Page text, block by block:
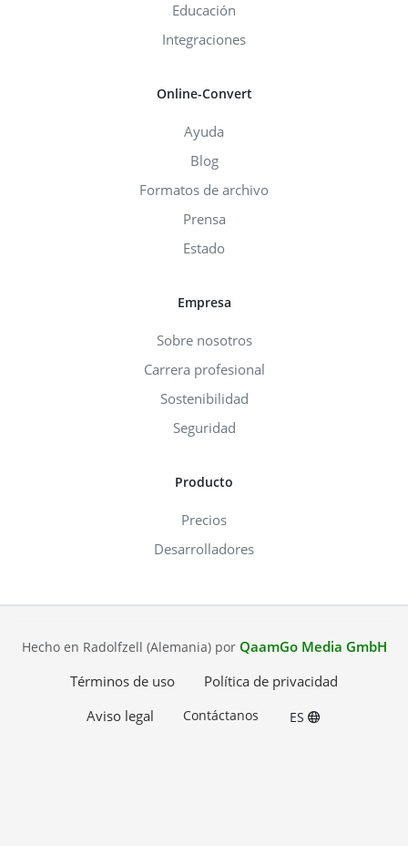
Educación
Integraciones
Online-Convert
Ayuda
Blog
Formatos de archivo
Prensa
Estado
Empresa
Sobre nosotros
Carrera profesional
Sostenibilidad
Seguridad
Producto
Precios
Desarrolladores
Hecho en Radolfzell (Alemania) por QaamGo Media GmbH
Términos de uso
Política de privacidad
Aviso legal
Contáctanos ES